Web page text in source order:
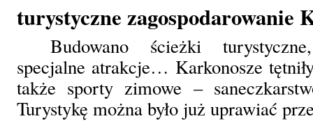
turystyczne zagospodarowanie
Budowano ścieżki
specjalne atrakcje… Karkonosze
także sporty zimowe –
Turystykę można było już uprawiać